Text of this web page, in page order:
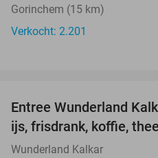
Gorinchem (15 km)
Verkocht: 2.201
Entree Wunderland
ijs, frisdrank, koffie,
Wunderland Kalkar